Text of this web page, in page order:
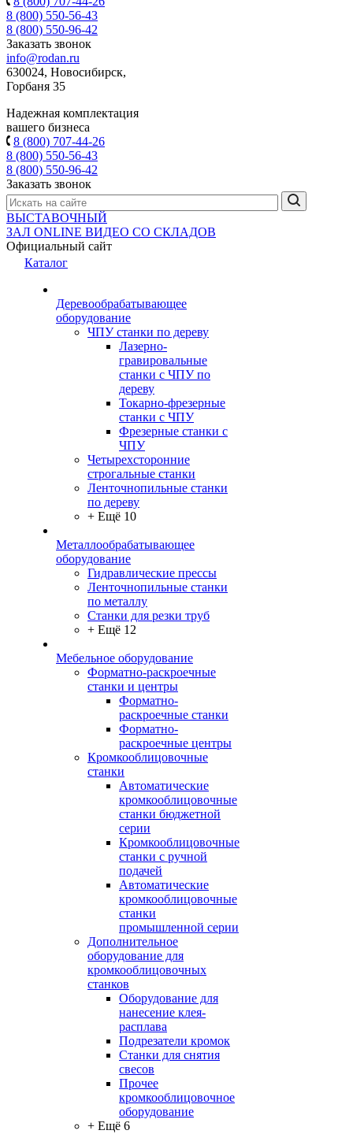
8 (800) 550-56-43
8 (800) 550-96-42
Заказать звонок
info@rodan.ru
630024, Новосибирск,
Горбаня 35
Надежная комплектация
вашего бизнеса
8 (800) 707-44-26
8 (800) 550-56-43
8 (800) 550-96-42
Заказать звонок
ВЫСТАВОЧНЫЙ
ЗАЛ ONLINE ВИДЕО СО СКЛАДОВ
Официальный сайт
Каталог
Деревообрабатывающее
оборудование
ЧПУ станки по дереву
Лазерно-
гравировальные
станки с ЧПУ по
дереву
Токарно-фрезерные
станки с ЧПУ
Фрезерные станки с
ЧПУ
Четырехсторонние
строгальные станки
Ленточнопильные станки
по дереву
+ Ещё 10
Металлообрабатывающее
оборудование
Гидравлические прессы
Ленточнопильные станки
по металлу
Станки для резки труб
+ Ещё 12
Мебельное оборудование
Форматно-раскроечные
станки и центры
Форматно-
раскроечные станки
Форматно-
раскроечные центры
Кромкооблицовочные
станки
Автоматические
кромкооблицовочные
станки бюджетной
серии
Кромкооблицовочные
станки с ручной
подачей
Автоматические
кромкооблицовочные
станки
промышленной серии
Дополнительное
оборудование для
кромкооблицовочных
станков
Оборудование для
нанесение клея-
расплава
Подрезатели кромок
Станки для снятия
свесов
Прочее
кромкооблицовочное
оборудование
+ Ещё 6